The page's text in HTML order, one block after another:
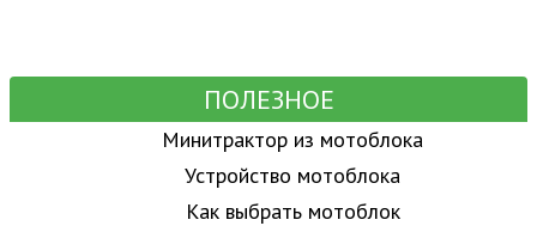
ПОЛЕЗНОЕ
Минитрактор из мотоблока
Устройство мотоблока
Как выбрать мотоблок